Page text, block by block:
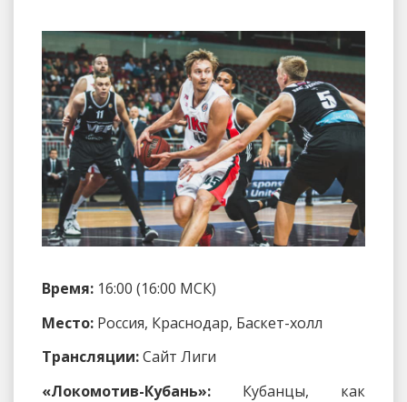
Время: 16:00 (16:00 МСК)
Место: Россия, Краснодар, Баскет-холл
Трансляции:Сайт Лиги
«Локомотив-Кубань»: Кубанцы, как